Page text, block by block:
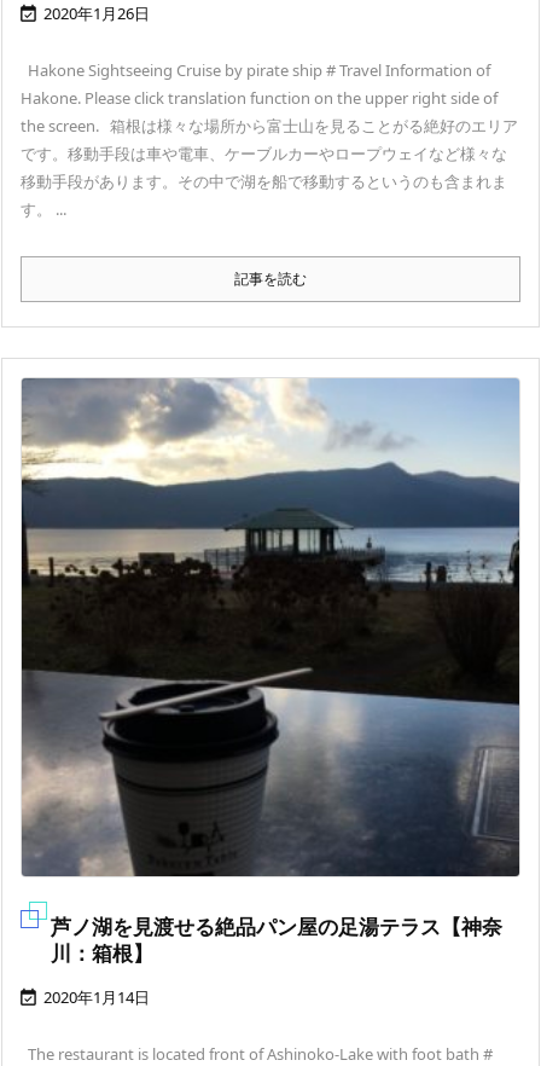
 2020年1月26日
Hakone Sightseeing Cruise by pirate ship # Travel Information of
Hakone. Please click translation function on the upper right side of
the screen. 箱根は様々な場所から富士山を見ることがる絶好のエリア
です。移動手段は車や電車、ケーブルカーやロープウェイなど様々な
移動手段があります。その中で湖を船で移動するというのも含まれま
す。 ...
記事を読む
芦ノ湖を見渡せる絶品パン屋の足湯テラス【神奈
川：箱根】
 2020年1月14日
The restaurant is located front of Ashinoko-Lake with foot bath #